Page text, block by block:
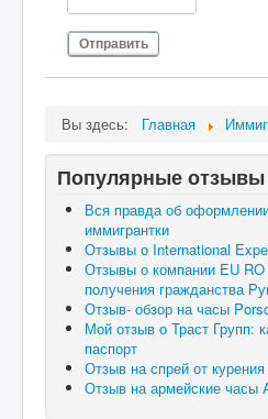
Отправить
Вы здесь: Главная
Популярные отзывы
Вся правда об
иммигрантки
Отзывы о International
Отзывы о компании EU
получения гражданства
Отзыв- обзор на часы
Мой отзыв о Траст Групп:
паспорт
Отзыв на спрей от
Отзыв на армейские часы